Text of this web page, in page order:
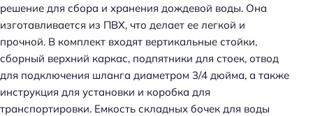
решение для сбора и хранения дождевой воды. Она
изготавливается из ПВХ, что делает ее легкой и
прочной. В комплект входят вертикальные стойки,
сборный верхний каркас, подпятники для стоек, отвод
для подключения шланга диаметром 3/4 дюйма, а также
инструкция для установки и коробка для
транспортировки. Емкость складных бочек для воды